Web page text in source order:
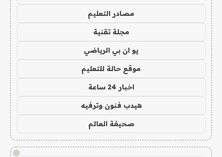
مصادر التعليم
مجلة تقنية
يو ان بي الرياضي
موقع حالة للتعليم
اخبار 24 ساعة
هيدب فنون وترفيه
صحيفة العالم
!